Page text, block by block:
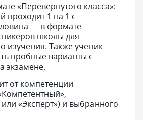
«Перевернутого класса»:
проходит 1 на 1 с
— в формате
школы для
изучения. Также ученик
пробные варианты с
экзамене.
от компетенции
«Эксперт») и выбранного